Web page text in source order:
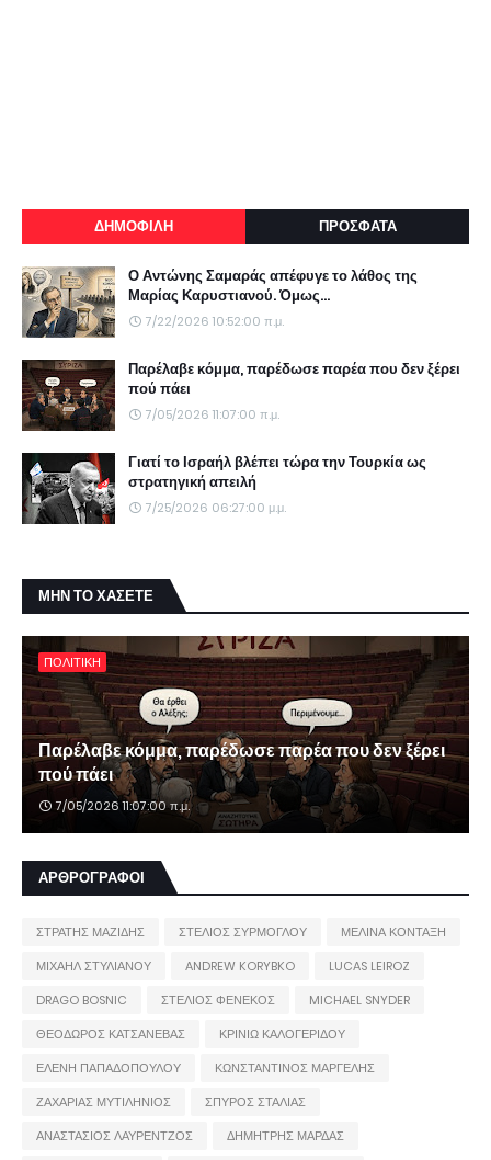
ΔΗΜΟΦΙΛΗ ΠΡΟΣΦΑΤΑ
Ο Αντώνης Σαμαράς απέφυγε το λάθος της
Μαρίας Καρυστιανού. Όμως...
7/22/2026 10:52:00 π.μ.
Παρέλαβε κόμμα, παρέδωσε παρέα που δεν ξέρει
πού πάει
7/05/2026 11:07:00 π.μ.
Γιατί το Ισραήλ βλέπει τώρα την Τουρκία ως
στρατηγική απειλή
7/25/2026 06:27:00 μ.μ.
ΜΗΝ ΤΟ ΧΑΣΕΤΕ
ΠΟΛΙΤΙΚΗ
Παρέλαβε κόμμα, παρέδωσε παρέα που δεν ξέρει
πού πάει
7/05/2026 11:07:00 π.μ.
ΑΡΘΡΟΓΡΑΦΟΙ
ΣΤΡΑΤΗΣ ΜΑΖΙΔΗΣ ΣΤΕΛΙΟΣ ΣΥΡΜΟΓΛΟΥ
ΜΕΛΙΝΑ ΚΟΝΤΑΞΗ
ΜΙΧΑΗΛ ΣΤΥΛΙΑΝΟΥ
ANDREW KORYBKO
LUCAS LEIROZ
DRAGO BOSNIC
ΣΤΕΛΙΟΣ ΦΕΝΕΚΟΣ
MICHAEL SNYDER
ΘΕΟΔΩΡΟΣ ΚΑΤΣΑΝΕΒΑΣ
ΚΡΙΝΙΩ ΚΑΛΟΓΕΡΙΔΟΥ
ΕΛΕΝΗ ΠΑΠΑΔΟΠΟΥΛΟΥ
ΚΩΝΣΤΑΝΤΙΝΟΣ ΜΑΡΓΕΛΗΣ
ΖΑΧΑΡΙΑΣ ΜΥΤΙΛΗΝΙΟΣ
ΣΠΥΡΟΣ ΣΤΑΛΙΑΣ
ΑΝΑΣΤΑΣΙΟΣ ΛΑΥΡΕΝΤΖΟΣ
ΔΗΜΗΤΡΗΣ ΜΑΡΔΑΣ